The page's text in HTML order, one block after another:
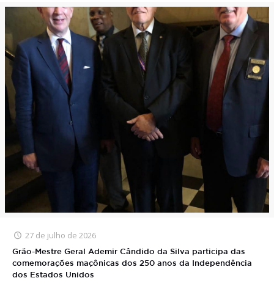
27 de julho de 2026
Grão-Mestre Geral Ademir Cândido da Silva participa das
comemorações maçônicas dos 250 anos da Independência
dos Estados Unidos